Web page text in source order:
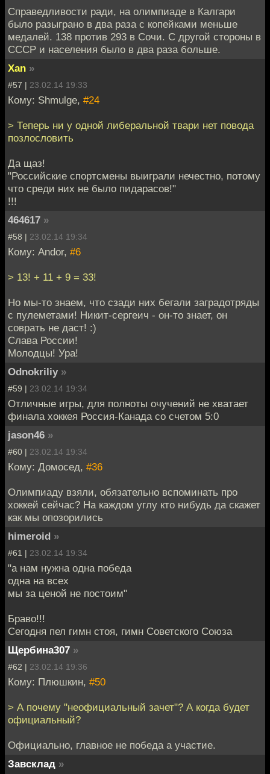
Справедливости ради, на олимпиаде в Калгари
было разыграно в два раза с копейками меньше
медалей. 138 против 293 в Сочи. С другой стороны в
СССР и населения было в два раза больше.
Xan »
#57 | 23.02.14 19:33
Кому: Shmulge, #24
> Теперь ни у одной либеральной твари нет повода
позлословить
Да щаз!
"Российские спортсмены выиграли нечестно, потому
что среди них не было пидарасов!"
!!!
464617 »
#58 | 23.02.14 19:34
Кому: Andor, #6
> 13! + 11 + 9 = 33!
Но мы-то знаем, что сзади них бегали заградотряды
с пулеметами! Никит-сергеич - он-то знает, он
соврать не даст! :)
Слава России!
Молодцы! Ура!
Odnokriliy »
#59 | 23.02.14 19:34
Отличные игры, для полноты очучений не хватает
финала хоккея Россия-Канада со счетом 5:0
jason46 »
#60 | 23.02.14 19:34
Кому: Домосед, #36
Олимпиаду взяли, обязательно вспоминать про
хоккей сейчас? На каждом углу кто нибудь да скажет
как мы опозорились
himeroid »
#61 | 23.02.14 19:34
"а нам нужна одна победа
одна на всех
мы за ценой не постоим"
Браво!!!
Сегодня пел гимн стоя, гимн Советского Союза
Щербина307 »
#62 | 23.02.14 19:36
Кому: Плюшкин, #50
> А почему "неофициальный зачет"? А когда будет
официальный?
Официально, главное не победа а участие.
Завсклад »